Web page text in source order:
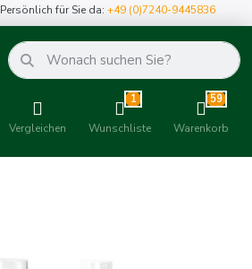
Persönlich für Sie da:+49 (0)7240-9445836
Vergleichen
1
Wunschliste
59
Warenkorb